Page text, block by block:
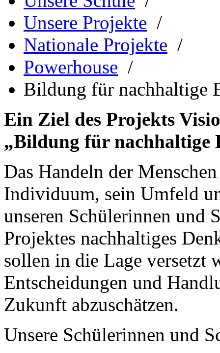
Unsere Projekte /
Nationale Projekte /
Powerhouse /
Bildung für
Ein Ziel des Projekts
„Bildung für
Das Handeln der
Individuum, sein Umfeld
unseren Schülerinnen und
Projektes nachhaltiges
sollen in die Lage versetzt
Entscheidungen und
Zukunft abzuschätzen.
Unsere Schülerinnen und